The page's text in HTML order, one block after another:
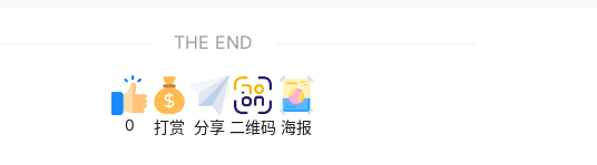
THE END
0 打赏 分享 二维码 海报